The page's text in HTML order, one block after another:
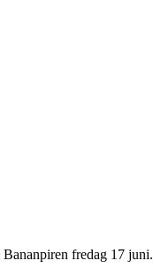
fredag 17 juni.